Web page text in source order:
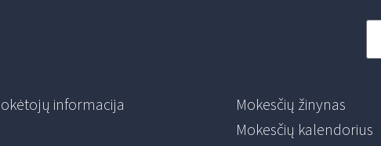
informacija
Mokesčių žinynas
Mokesčių kalendorius